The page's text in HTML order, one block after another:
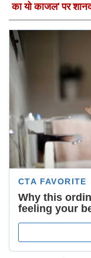
का यो काजल' पर